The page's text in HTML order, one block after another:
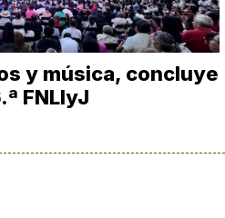
y música, concluye
FNLIyJ